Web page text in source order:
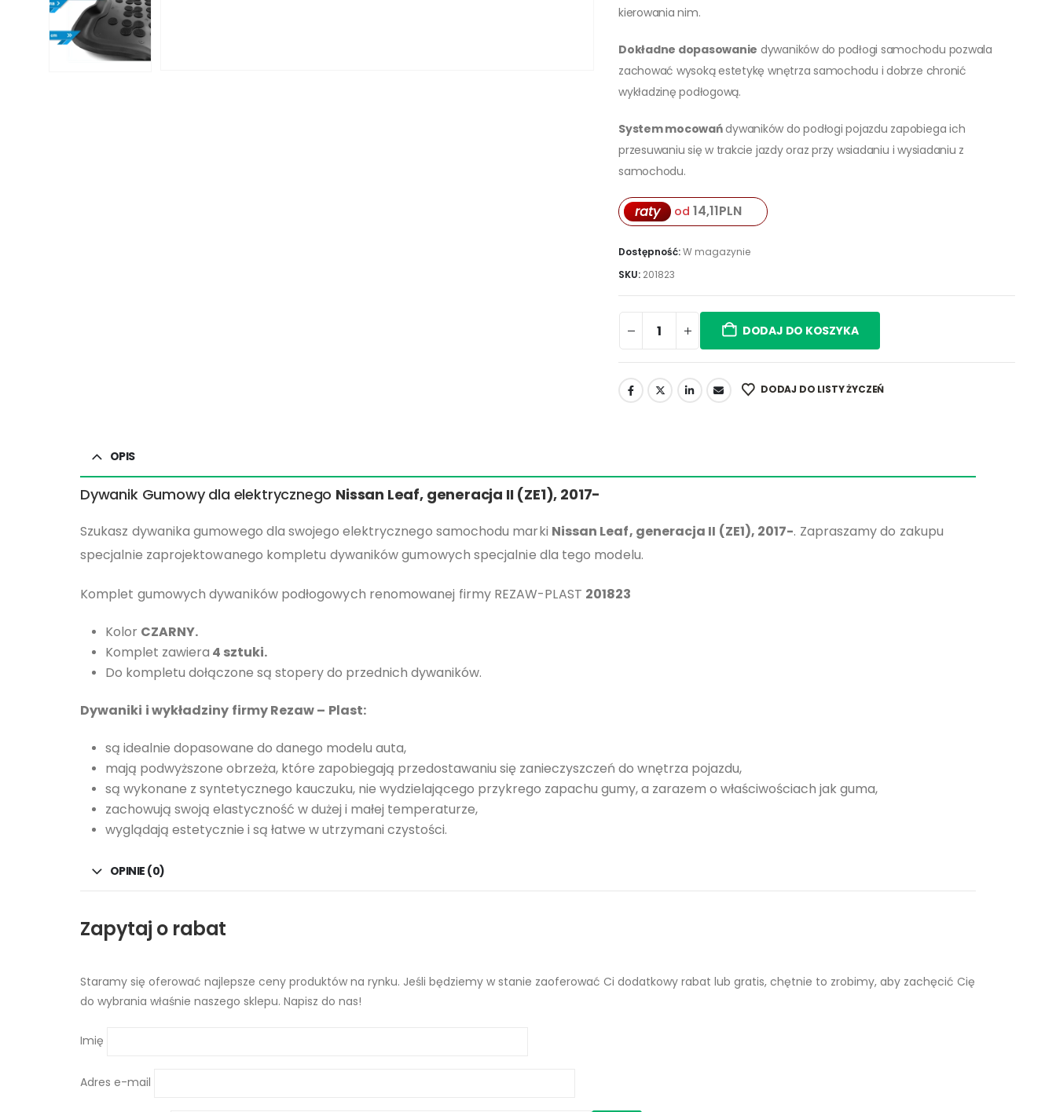
kierowania nim.
Dokładne dopasowanie dywaników do podłogi samochodu pozwala
zachować wysoką estetykę wnętrza samochodu i dobrze chronić
wykładzinę podłogową.
System mocowańdywaników do podłogi pojazdu zapobiega ich
przesuwaniu się w trakcie jazdy oraz przy wsiadaniu i wysiadaniu z
samochodu.
raty od 14,11PLN
Dostępność:W magazynie
SKU: 201823
DODAJ DO KOSZYKA
DODAJ DO LISTY ŻYCZEŃ
OPIS
Dywanik Gumowy dla elektrycznego Nissan Leaf, generacja II (ZE1), 2017-
Szukasz dywanika gumowego dla swojego elektrycznego samochodu marki Nissan Leaf, generacja II (ZE1), 2017-. Zapraszamy do zakupu
specjalnie zaprojektowanego kompletu dywaników gumowych specjalnie dla tego modelu.
Komplet gumowych dywaników podłogowych renomowanej firmy REZAW-PLAST 201823
Kolor CZARNY.
Komplet zawiera 4 sztuki.
Do kompletu dołączone są stopery do przednich dywaników.
Dywaniki i wykładziny firmy Rezaw – Plast:
są idealnie dopasowane do danego modelu auta,
mają podwyższone obrzeża, które zapobiegają przedostawaniu się zanieczyszczeń do wnętrza pojazdu,
są wykonane z syntetycznego kauczuku, nie wydzielającego przykrego zapachu gumy, a zarazem o właściwościach jak guma,
zachowują swoją elastyczność w dużej i małej temperaturze,
wyglądają estetycznie i są łatwe w utrzymani czystości.
OPINIE (0)
Zapytaj o rabat
Staramy się oferować najlepsze ceny produktów na rynku. Jeśli będziemy w stanie zaoferować Ci dodatkowy rabat lub gratis, chętnie to zrobimy, aby zachęcić Cię
do wybrania właśnie naszego sklepu. Napisz do nas!
Imię
Adres e-mail